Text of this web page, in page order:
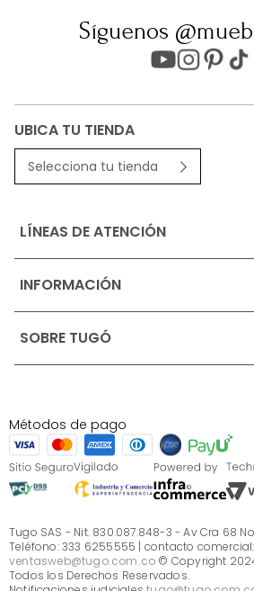
Síguenos
UBICA TU TIENDA
Selecciona tu tienda
LÍNEAS DE ATENCIÓN
INFORMACIÓN
Ofertas vigentes
Términos, condiciones y
S.A.S
Términos, condiciones y
Instructivo cuidado de muebles
Sé parte de Tugó
¿Quiénes somos?
Servicio al cliente
SOBRE TUGÓ
¿Quieres vender en Tugó?
Métodos de pago
Tugo SAS - Nit. 830.087.848-3 - Av Cra 68
Teléfono: 333 6255555 | contacto comercial:
ventasweb@tugo.com.co © Copyright 2024
Todos los Derechos Reservados.